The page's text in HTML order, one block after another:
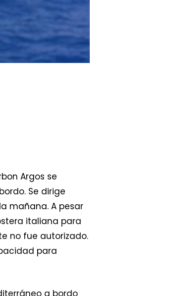
Argos se
Se dirige
mañana. A pesar
italiana para
no fue autorizado.
para
a bordo